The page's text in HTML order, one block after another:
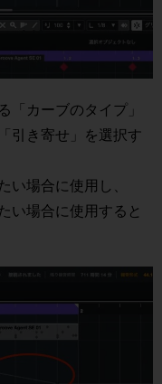
カーブのタイプ」
引き寄せ」を選択す
い場合に使用し、
い場合に使用すると